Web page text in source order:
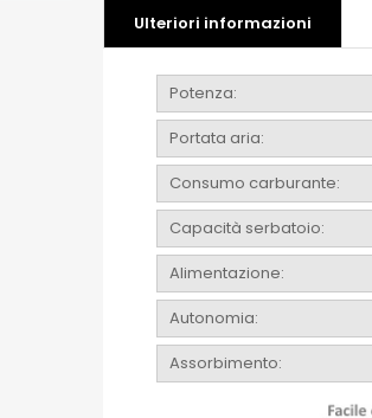
Ulteriori informazioni
Potenza:
Portata aria:
Consumo carburante:
Capacità serbatoio:
Alimentazione:
Autonomia:
Assorbimento: